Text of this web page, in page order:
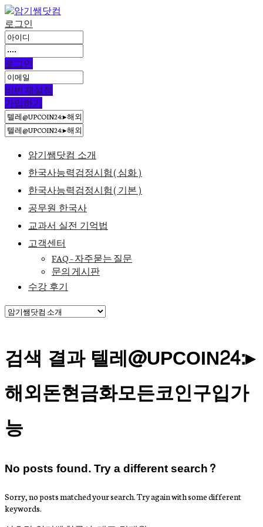
로그인
로그인
비번 재설정
가입하기
암기쌤닷컴 소개
한국사능력검정시험(심화)
한국사능력검정시험(기본)
공무원 한국사
교과서 실전 기억법
고객센터
FAQ – 자주묻는 질문
문의 게시판
수강 후기
검색 결과 텔레@UPCOIN24:▸
해외돈현금화모든코인구입가
능
No posts found. Try a different search?
Sorry, no posts matched your search. Try again with some different
keywords.